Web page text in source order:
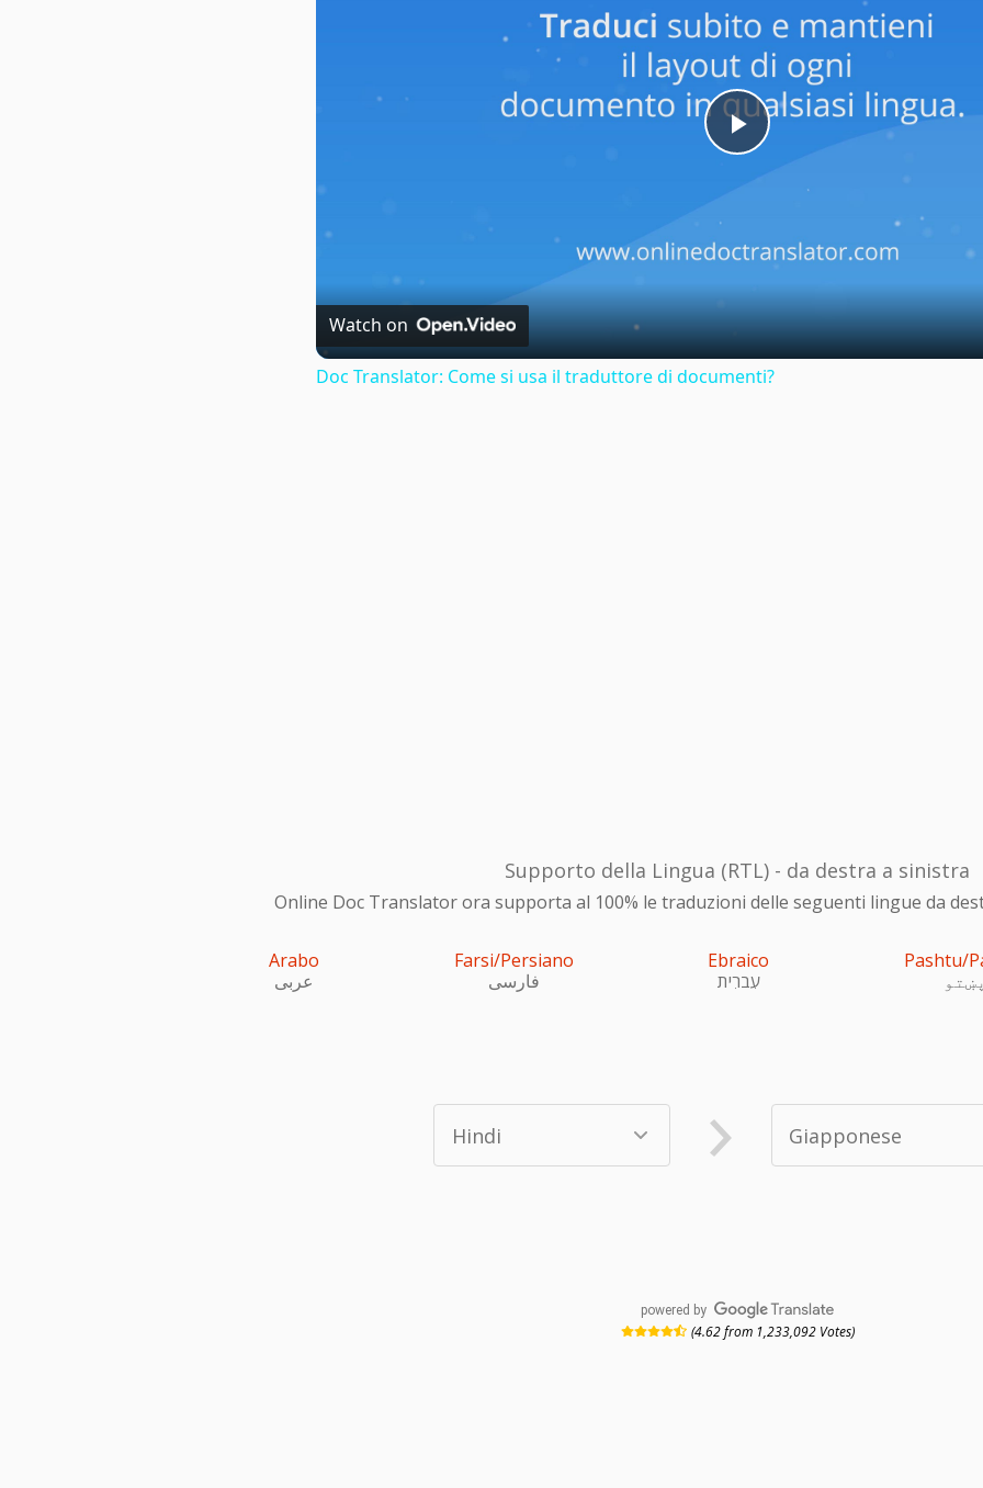
Play
Watch on
Doc Translator: Come si usa il traduttore di documenti?
Supporto della Lingua (RTL) - da destra a sinistra
Online Doc Translator ora supporta al 100% le traduzioni delle seguenti lingue da
Arabo
عربى
Farsi/Persiano
فارسی
Ebraico
עִברִית
Pashtu/
powered by
(4.62 from 1,233,092 Votes)